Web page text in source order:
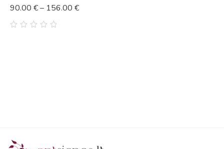
90.00 €– 156.00 €